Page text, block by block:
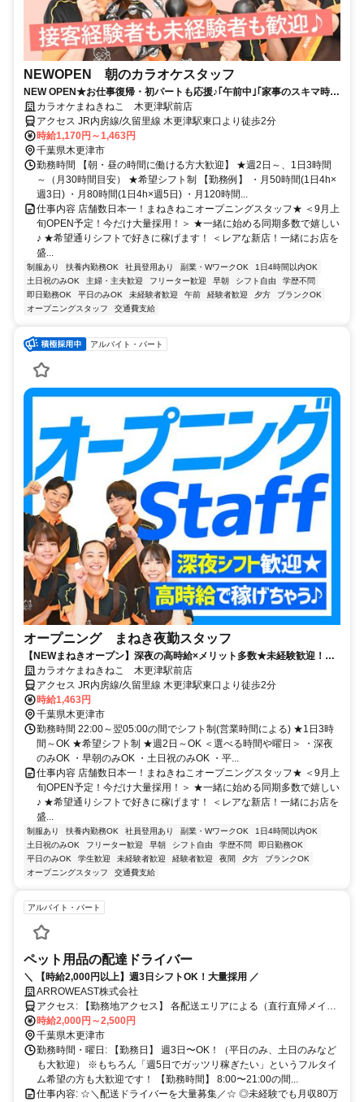
NEWOPEN 朝のカラオケスタッフ
NEW OPEN★お仕事復帰・初パートも応援♪｢午前中｣｢家事のスキマ時
間｣有効活用！主婦活躍中★スタッフ同士の仲も良く、働きやすい職場！
扶養内勤務OK！
カラオケまねきねこ 木更津駅前店
アクセス JR内房線/久留里線 木更津駅東口より徒歩2分
時給1,170円～1,463円
千葉県木更津市
勤務時間 【朝・昼の時間に働ける方大歓迎】 ★週2日～、1日3時間
～（月30時間目安） ★希望シフト制 【勤務例】 ・月50時間(1日4h×
週3日) ・月80時間(1日4h×週5日) ・月120時間...
仕事内容 店舗数日本一！まねきねこオープニングスタッフ★ ＜9月上
旬OPEN予定！今だけ大量採用！＞ ★一緒に始める同期多数で嬉しい
♪ ★希望通りシフトで好きに稼げます！ ＜レアな新店！一緒にお店を
盛...
制服あり 扶養内勤務OK 社員登用あり 副業・WワークOK
1日4時間以内OK
土日祝のみOK
主婦・主夫歓迎 フリーター歓迎 早朝 シフト自由
学歴不問
即日勤務OK
平日のみOK 未経験者歓迎 午前 経験者歓迎 夕方
ブランクOK
オープニングスタッフ
交通費支給
アルバイト・パート
オープニング まねき夜勤スタッフ
【NEWまねきオープン】深夜の高時給×メリット多数★未経験歓迎！初
バイト・かけもち･ＷワークOK！ガッツリ稼ぎたい方にも◎
カラオケまねきねこ 木更津駅前店
アクセス JR内房線/久留里線 木更津駅東口より徒歩2分
時給1,463円
千葉県木更津市
勤務時間 22:00～翌05:00の間でシフト制(営業時間による) ★1日3時
間～OK ★希望シフト制 ★週2日～OK ＜選べる時間や曜日＞ ・深夜
のみOK ・早朝のみOK ・土日祝のみOK ・平...
仕事内容 店舗数日本一！まねきねこオープニングスタッフ★ ＜9月上
旬OPEN予定！今だけ大量採用！＞ ★一緒に始める同期多数で嬉しい
♪ ★希望通りシフトで好きに稼げます！ ＜レアな新店！一緒にお店を
盛...
制服あり 扶養内勤務OK 社員登用あり 副業・WワークOK
1日4時間以内OK
土日祝のみOK
フリーター歓迎 早朝 シフト自由 学歴不問
即日勤務OK
平日のみOK
学生歓迎 未経験者歓迎 経験者歓迎 夜間 夕方
ブランクOK
オープニングスタッフ
交通費支給
アルバイト・パート
ペット用品の配達ドライバー
＼ 【時給2,000円以上】週3日シフトOK！大量採用 ／
ARROWEAST株式会社
アクセス: 【勤務地アクセス】 各配送エリアによる（直行直帰メイ
ン） 【本社アクセス】 各線「池袋駅」東口より徒歩16分 （利用可能
路線：JR山手線・埼京線・湘南新宿ライン、東京メトロ丸ノ内線・
有楽町線・副都心線、西武池袋線、東武東上線） （※直行直帰・オ
ンライン面接メインのため来社不要です）
時給2,000円～2,500円
千葉県木更津市
勤務時間・曜日: 【勤務日】 週3日〜OK！（平日のみ、土日のみなど
も大歓迎） ※もちろん「週5日でガッツリ稼ぎたい」というフルタイ
ム希望の方も大歓迎です！ 【勤務時間】 8:00〜21:00の間...
仕事内容: ☆＼配送ドライバーを大量募集／☆ ◎未経験でも月収80万